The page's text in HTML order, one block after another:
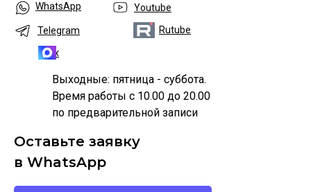
Оставьте заявку
в WhatsApp
WhatsApp
Telegram
Max
Youtube
Rutube
Выходные: пятница - суббота.
Время работы с 10.00 до 20.00
по предварительной записи